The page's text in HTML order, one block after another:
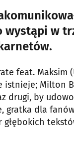
w
feat. Maksim
istnieje; Milton
drugi, by
gratka dla
głębokich